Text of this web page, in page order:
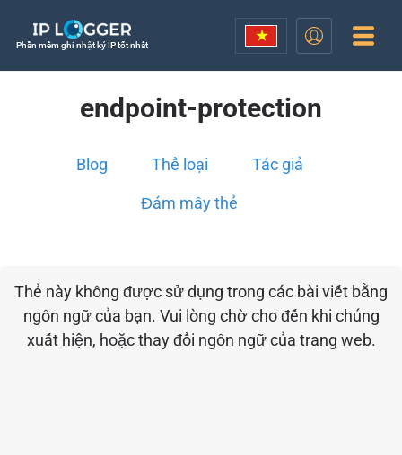
Phần mềm ghi nhật ký IP tốt nhất
endpoint-protection
Blog Thể loại Tác giả
Đám mây thẻ